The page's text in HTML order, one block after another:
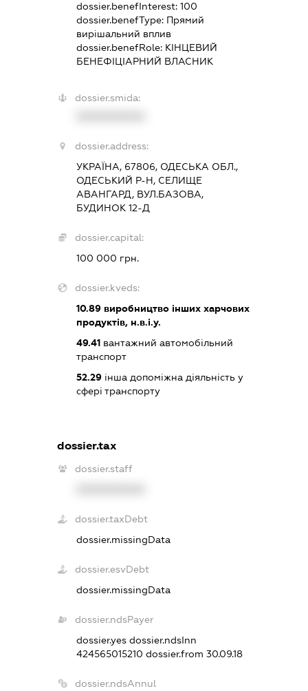
dossier.benefInterest:100
dossier.benefType: Прямий
вирішальний вплив
dossier.benefRole: КІНЦЕВИЙ
БЕНЕФІЦІАРНИЙ ВЛАСНИК
dossier.smida:
dossier.address:
УКРАЇНА, 67806, ОДЕСЬКА ОБЛ.,
ОДЕСЬКИЙ Р-Н, СЕЛИЩЕ
АВАНГАРД, ВУЛ.БАЗОВА,
БУДИНОК 12-Д
dossier.capital:
100 000 грн.
dossier.kveds:
10.89 виробництво інших харчових
продуктів, н.в.і.у.
49.41 вантажний автомобільний
транспорт
52.29 інша допоміжна діяльність у
сфері транспорту
dossier.tax
dossier.staff
dossier.taxDebt
dossier.missingData
dossier.esvDebt
dossier.missingData
dossier.ndsPayer
dossier.yesdossier.ndsInn
424565015210dossier.from 30.09.18
dossier.ndsAnnul